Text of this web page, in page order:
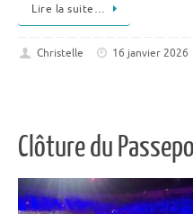
Lire la suite…
Christelle 16 janvier 2026
Clôture du